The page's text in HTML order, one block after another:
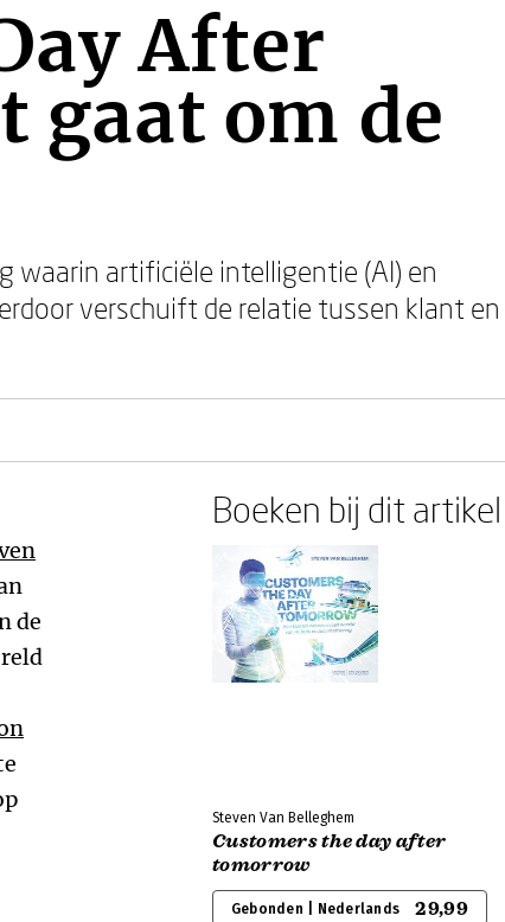
After
om de
waarin artificiële intelligentie (AI) en
verschuift de relatie tussen klant en
de
Boeken bij dit artikel
Steven Van Belleghem
Customers the day after
tomorrow
Gebonden | Nederlands 29,99